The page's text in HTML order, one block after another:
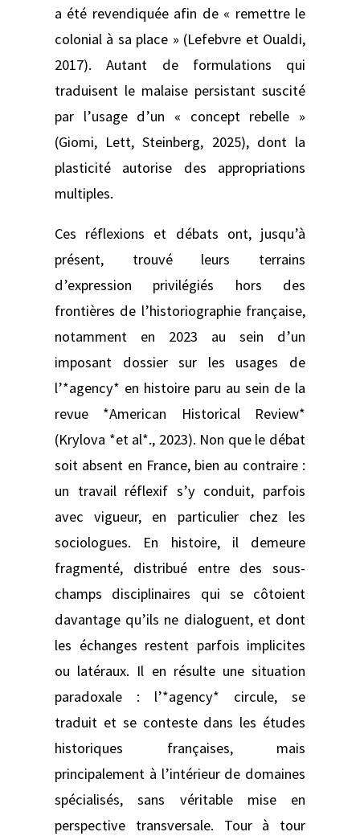
a été revendiquée afin de « remettre le
colonial à sa place » (Lefebvre et Oualdi,
2017). Autant de formulations qui
traduisent le malaise persistant suscité
par l’usage d’un « concept rebelle »
(Giomi, Lett, Steinberg, 2025), dont la
plasticité autorise des appropriations
multiples.
Ces réflexions et débats ont, jusqu’à
présent, trouvé leurs terrains
d’expression privilégiés hors des
frontières de l’historiographie française,
notamment en 2023 au sein d’un
imposant dossier sur les usages de
l’*agency* en histoire paru au sein de la
revue *American Historical Review*
(Krylova *et al*., 2023). Non que le débat
soit absent en France, bien au contraire :
un travail réflexif s’y conduit, parfois
avec vigueur, en particulier chez les
sociologues. En histoire, il demeure
fragmenté, distribué entre des sous-
champs disciplinaires qui se côtoient
davantage qu’ils ne dialoguent, et dont
les échanges restent parfois implicites
ou latéraux. Il en résulte une situation
paradoxale : l’*agency* circule, se
traduit et se conteste dans les études
historiques françaises, mais
principalement à l’intérieur de domaines
spécialisés, sans véritable mise en
perspective transversale. Tour à tour